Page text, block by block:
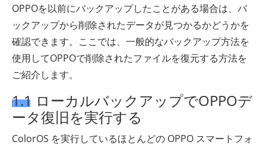
OPPOを以前にバックアップしたことがある場合は、バ
ックアップから削除されたデータが見つかるかどうかを
確認できます。ここでは、一般的なバックアップ方法を
使用してOPPOで削除されたファイルを復元する方法を
ご紹介します。
1.1 ローカルバックアップでOPPOデ
ータ復旧を実行する
ColorOS を実行しているほとんどの OPPO スマートフォ